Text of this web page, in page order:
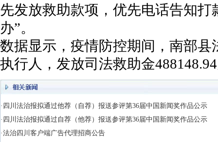
先发放救助款项，优先电话告知
办”。
数据显示，疫情防控期间，南部县
执行人，发放司法救助金
·四川法治报拟通过他荐（自荐）报送参评第36届中国新闻奖作品公示
·四川法治报拟通过自荐（他荐）报送参评第36届中国新闻奖作品公示
·法治四川客户端广告代理招商公告